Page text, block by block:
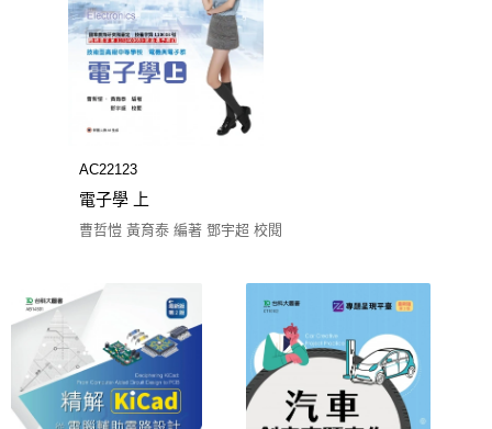
AC22123
電子學 上
曹哲愷 黃育泰 編著 鄧宇超 校閱